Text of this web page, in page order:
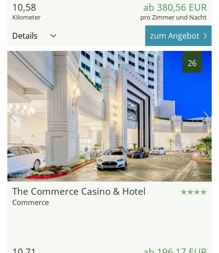
10,58
Kilometer
ab 380,56 EUR
pro Zimmer und Nacht
Details zum Angebot
26
hotel.de
The Commerce Casino & Hotel
Commerce